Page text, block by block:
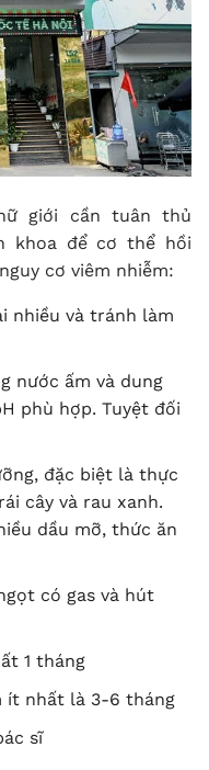
giới cần tuân thủ
khoa để cơ thể hồi
cơ viêm nhiễm:
nhiều và tránh làm
nước ấm và dung
phù hợp. Tuyệt đối
đặc biệt là thực
cây và rau xanh.
dầu mỡ, thức ăn
có gas và hút
1 tháng
ít nhất là 3-6 tháng
sĩ